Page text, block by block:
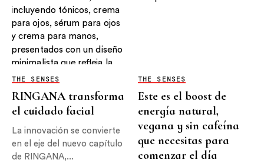
THE SENSES
RINGANA transforma
el cuidado facial
La innovación se convierte
en el eje del nuevo capítulo
de RINGANA,...
THE SENSES
Este es el boost de
energía natural,
vegana y sin cafeína
que necesitas para
comenzar el día